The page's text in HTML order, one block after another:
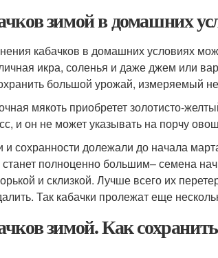
зимой в домашних
кабачков в домашних условиях
икра, соленья и даже джем или
большой урожай, измеряемый
мякоть приобретет золотисто-
и он не может указывать на порчу
и сохранности долежали до начала
станет полноценно большим– семена
и склизкой. Лучше всего их
Так кабачки пролежат еще
зимой. Как